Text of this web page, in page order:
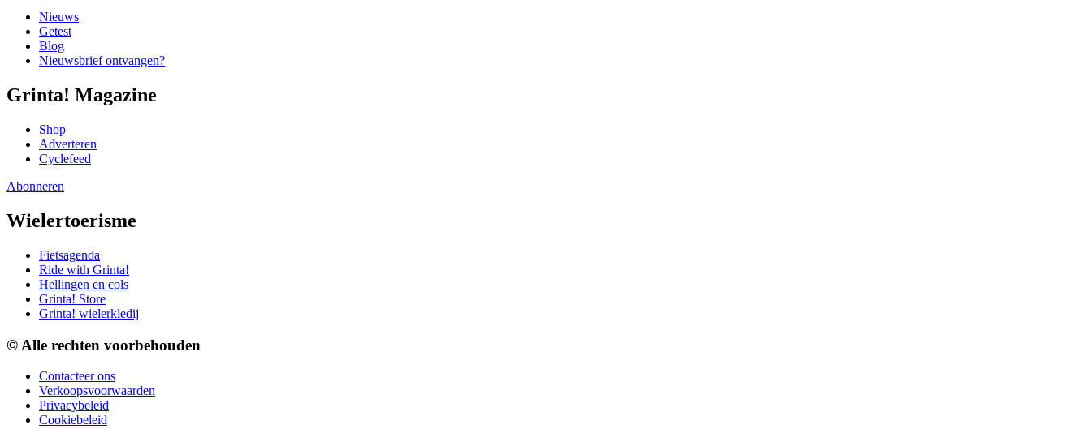
Nieuws
Getest
Blog
Nieuwsbrief ontvangen?
Grinta! Magazine
Shop
Adverteren
Cyclefeed
Abonneren
Wielertoerisme
Fietsagenda
Ride with Grinta!
Hellingen en cols
Grinta! Store
Grinta! wielerkledij
© Alle rechten voorbehouden
Contacteer ons
Verkoopsvoorwaarden
Privacybeleid
Cookiebeleid